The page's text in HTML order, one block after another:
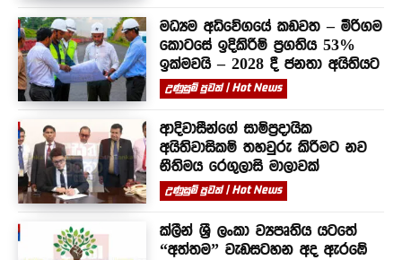
මධ්‍යම අධිවේගයේ කඩවත – මීරිගම
කොටසේ ඉදිකිරීම් ප්‍රගතිය 53%
ඉක්මවයි – 2028 දී ජනතා අයිතියට
උණුසුම් පුවත් | Hot News
ආදිවාසීන්ගේ සාම්ප්‍රදායික
අයිතිවාසිකම් තහවුරු කිරීමට නව
නීතිමය රෙගුලාසි මාලාවක්
උණුසුම් පුවත් | Hot News
ක්ලීන් ශ්‍රී ලංකා ව්‍යපෘතිය යටතේ
“අත්තම” වැඩසටහන අද ඇරඹේ